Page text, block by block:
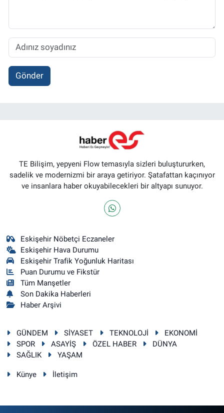
Gönder
TE Bilişim, yepyeni Flow temasıyla sizleri buluştururken,
sadelik ve modernizmi bir araya getiriyor. Şatafattan kaçınıyor
ve insanlara haber okuyabilecekleri bir altyapı sunuyor.
Eskişehir Nöbetçi Eczaneler
Eskişehir Hava Durumu
Eskişehir Trafik Yoğunluk Haritası
Puan Durumu ve Fikstür
Tüm Manşetler
Son Dakika Haberleri
Haber Arşivi
GÜNDEM SİYASET TEKNOLOJİ
EKONOMİ
SPOR
ASAYİŞ ÖZEL HABER
DÜNYA
SAĞLIK
YAŞAM
Künye İletişim